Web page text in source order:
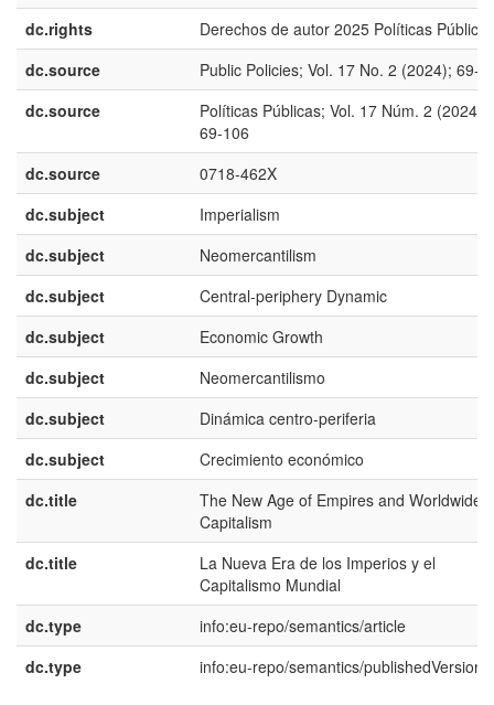
dc.rights
Derechos de autor 2025 Políticas Públicas
dc.source
Public Policies; Vol. 17 No. 2 (2024); 69-
dc.source
Políticas Públicas; Vol. 17 Núm. 2 (2024);
69-106
dc.source
0718-462X
dc.subject
Imperialism
dc.subject
Neomercantilism
dc.subject
Central-periphery Dynamic
dc.subject
Economic Growth
dc.subject
Neomercantilismo
dc.subject
Dinámica centro-periferia
dc.subject
Crecimiento económico
dc.title
The New Age of Empires and Worldwide
Capitalism
dc.title
La Nueva Era de los Imperios y el
Capitalismo Mundial
dc.type
info:eu-repo/semantics/article
dc.type
info:eu-repo/semantics/publishedVersion